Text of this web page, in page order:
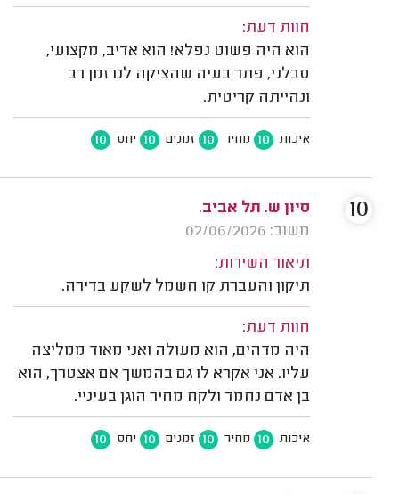
חוות דעת:
הוא היה פשוט נפלא! הוא אדיב, מקצועי,
סבלני, פתר בעיה שהציקה לנו זמן רב
ונהייתה קריטית.
איכות 10 מחיר 10 זמנים 10 יחס 10
סיון ש. תל אביב.
משוב: 02/06/2026
תיאור השירות:
תיקון והעברת קו חשמל לשקע בדירה.
חוות דעת:
היה מדהים, הוא מעולה ואני מאוד ממליצה
עליו. אני אקרא לו גם בהמשך אם אצטרך, הוא
בן אדם נחמד ולקח מחיר הוגן בעיניי.
איכות 10 מחיר 10 זמנים 10 יחס 10
10